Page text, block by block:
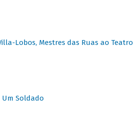
Lobos, Mestres das Ruas ao Teatro
Um Soldado